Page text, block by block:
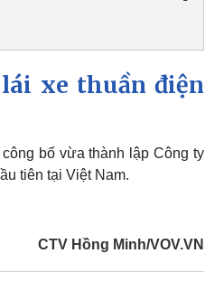
xe thuần điện
bố vừa thành lập Công ty
tiên tại Việt Nam.
CTV Hồng Minh/VOV.VN